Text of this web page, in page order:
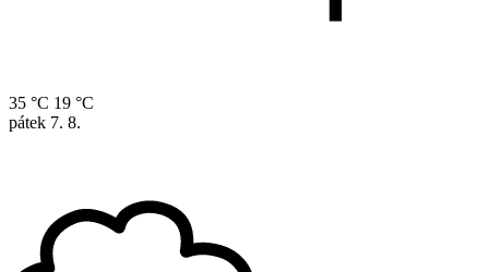
35 °C 19 °C
pátek 7. 8.